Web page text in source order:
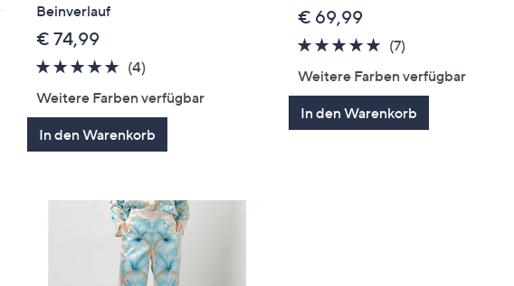
Beinverlauf
€ 74,99
5.0
5
(4)4
Weitere Farben verfügbar
In den Warenkorb
€ 69,99
4.7
5
(7)
Weitere Farben verfügbar
In den Warenkorb